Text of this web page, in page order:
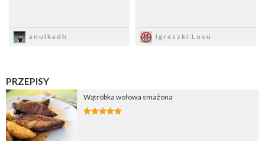
anulkadh Igraszki Losu
PRZEPISY
Wątróbka wołowa smażona